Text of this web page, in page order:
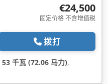
€24,500
固定价格 不含增值税
拨打
53 千瓦 (72.06 马力),